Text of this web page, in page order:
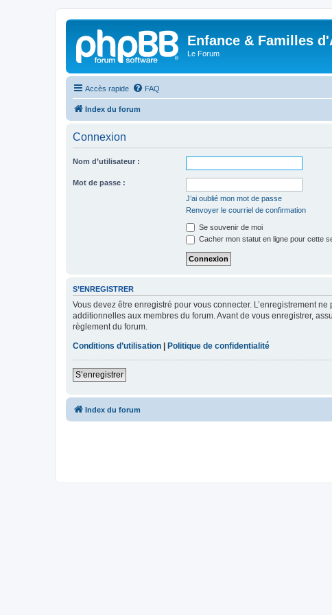
Enfance & Familles
Le Forum
Accès rapide FAQ
Index du forum
Connexion
Nom d’utilisateur :
Mot de passe :
J’ai oublié mon mot de passe
Renvoyer le courriel de confirmation
Se souvenir de moi
Cacher mon statut en ligne pour cette
S’ENREGISTRER
Vous devez être enregistré pour vous connecter. L’enregistrement
additionnelles aux membres du forum. Avant de vous enregistrer,
règlement du forum.
Conditions d’utilisation
Politique de confidentialité
S’enregistrer
Index du forum